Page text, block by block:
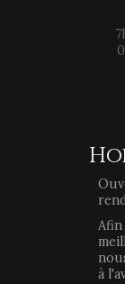
Afin
à